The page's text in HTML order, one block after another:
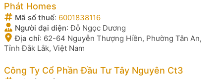
Phát Homes
Mã số thuế: 6001838116
Người đại diện:Đỗ Ngọc Dương
Địa chỉ: 62-64 Nguyễn Thượng Hiền, Phường Tân An,
Tỉnh Đắk Lắk, Việt Nam
Công Ty Cổ Phần Đầu Tư Tây Nguyên Ct3